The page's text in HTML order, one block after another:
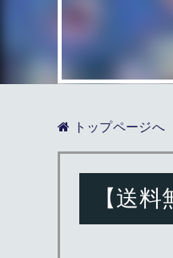
トップページへ
【送